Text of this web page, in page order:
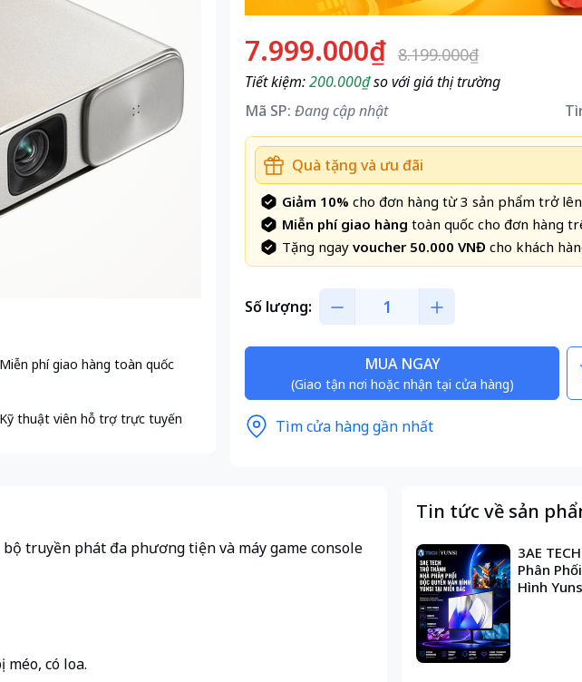
Miễn phí giao hàng toàn quốc
Kỹ thuật viên hỗ trợ trực tuyến
7.999.000₫ 8.199.000₫
Tiết kiệm:200.000₫so với giá thị trường
Mã SP: Đang cập nhật
Quà tặng và ưu đãi
Giảm 10% cho đơn hàng từ 3 sản phẩm trở
Miễn phí giao hàng toàn quốc cho đơn hàng
Tặng ngay voucher 50.000 VNĐ cho khách
Số lượng:
MUA NGAY
(Giao tận nơi hoặc nhận tại cửa hàng)
Tìm cửa hàng gần nhất
truyền phát đa phương tiện và máy game console
có loa.
Tin tức về sản
3AE
Phân
Hình